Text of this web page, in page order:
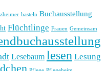
basteln Buchausstellung
Flüchtlinge Frauen Gemeinsam
Lesebaum lesen Lesung